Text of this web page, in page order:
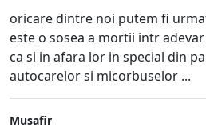
oricare dintre noi putem fi
este o sosea a mortii intr
ca si in afara lor in special din
autocarelor si micorbuselor ...
Musafir